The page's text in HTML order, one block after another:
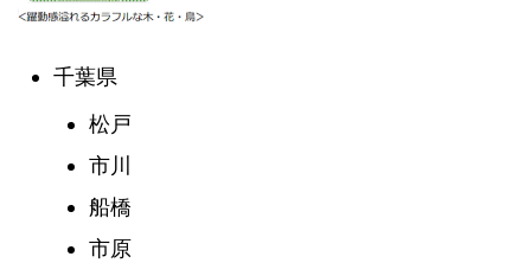
千葉県
松戸
市川
船橋
市原